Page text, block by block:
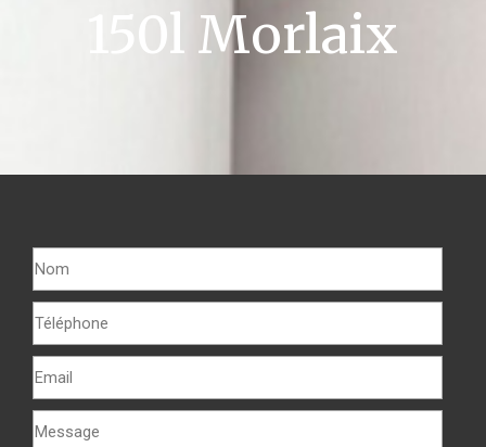
150l Morlaix